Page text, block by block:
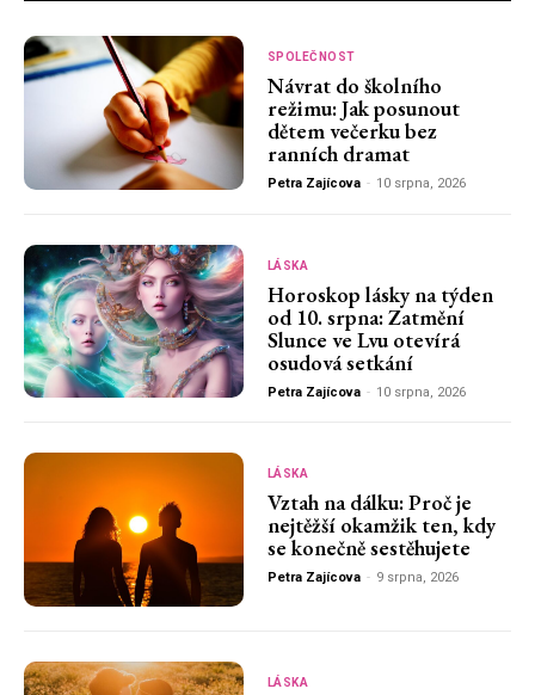
SPOLEČNOST
Návrat do školního
režimu: Jak posunout
dětem večerku bez
ranních dramat
Petra Zajícova - 10 srpna, 2026
LÁSKA
Horoskop lásky na týden
od 10. srpna: Zatmění
Slunce ve Lvu otevírá
osudová setkání
Petra Zajícova - 10 srpna, 2026
LÁSKA
Vztah na dálku: Proč je
nejtěžší okamžik ten, kdy
se konečně sestěhujete
Petra Zajícova - 9 srpna, 2026
LÁSKA